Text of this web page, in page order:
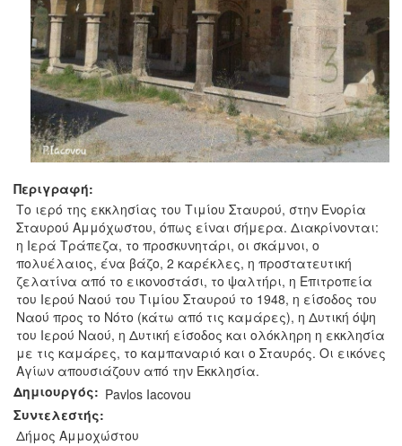
Περιγραφή:
Το ιερό της εκκλησίας του Τιμίου Σταυρού, στην Ενορία
Σταυρού Αμμόχωστου, όπως είναι σήμερα. Διακρίνονται:
η Ιερά Τράπεζα, το προσκυνητάρι, οι σκάμνοι, ο
πολυέλαιος, ένα βάζο, 2 καρέκλες, η προστατευτική
ζελατίνα από το εικονοστάσι, το ψαλτήρι, η Επιτροπεία
του Ιερού Ναού του Τιμίου Σταυρού το 1948, η είσοδος του
Ναού προς το Νότο (κάτω από τις καμάρες), η Δυτική όψη
του Ιερού Ναού, η Δυτική είσοδος και ολόκληρη η εκκλησία
με τις καμάρες, το καμπαναριό και ο Σταυρός. Οι εικόνες
Αγίων απουσιάζουν από την Εκκλησία.
Δημιουργός: ‎Pavlos Iacovou‎
Συντελεστής:
Δήμος Αμμοχώστου